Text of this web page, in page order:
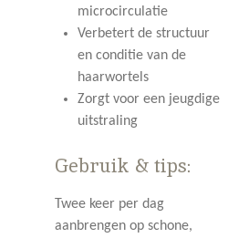
microcirculatie
Verbetert de structuur
en conditie van de
haarwortels
Zorgt voor een jeugdige
uitstraling
Gebruik & tips:
Twee keer per dag
aanbrengen op schone,